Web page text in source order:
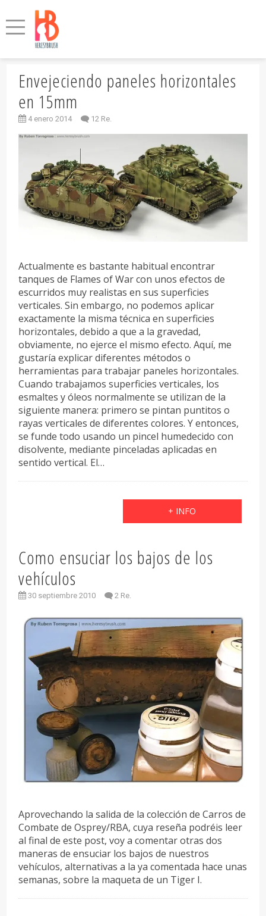
Envejeciendo paneles horizontales
en 15mm
4 enero 2014 12 Re.
Actualmente es bastante habitual encontrar
tanques de Flames of War con unos efectos de
escurridos muy realistas en sus superficies
verticales. Sin embargo, no podemos aplicar
exactamente la misma técnica en superficies
horizontales, debido a que a la gravedad,
obviamente, no ejerce el mismo efecto. Aquí, me
gustaría explicar diferentes métodos o
herramientas para trabajar paneles horizontales.
Cuando trabajamos superficies verticales, los
esmaltes y óleos normalmente se utilizan de la
siguiente manera: primero se pintan puntitos o
rayas verticales de diferentes colores. Y entonces,
se funde todo usando un pincel humedecido con
disolvente, mediante pinceladas aplicadas en
sentido vertical. El…
+ INFO
Como ensuciar los bajos de los
vehículos
30 septiembre 2010 2 Re.
Aprovechando la salida de la colección de Carros de
Combate de Osprey/RBA, cuya reseña podréis leer
al final de este post, voy a comentar otras dos
maneras de ensuciar los bajos de nuestros
vehículos, alternativas a la ya comentada hace unas
semanas, sobre la maqueta de un Tiger I.